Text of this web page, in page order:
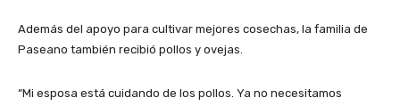
Además del apoyo para cultivar mejores cosechas, la familia de
Paseano también recibió pollos y ovejas.
“Mi esposa está cuidando de los pollos. Ya no necesitamos